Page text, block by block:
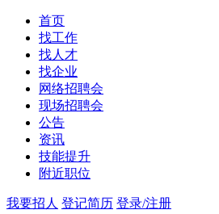
首页
找工作
找人才
找企业
网络招聘会
现场招聘会
公告
资讯
技能提升
附近职位
我要招人 登记简历 登录/注册